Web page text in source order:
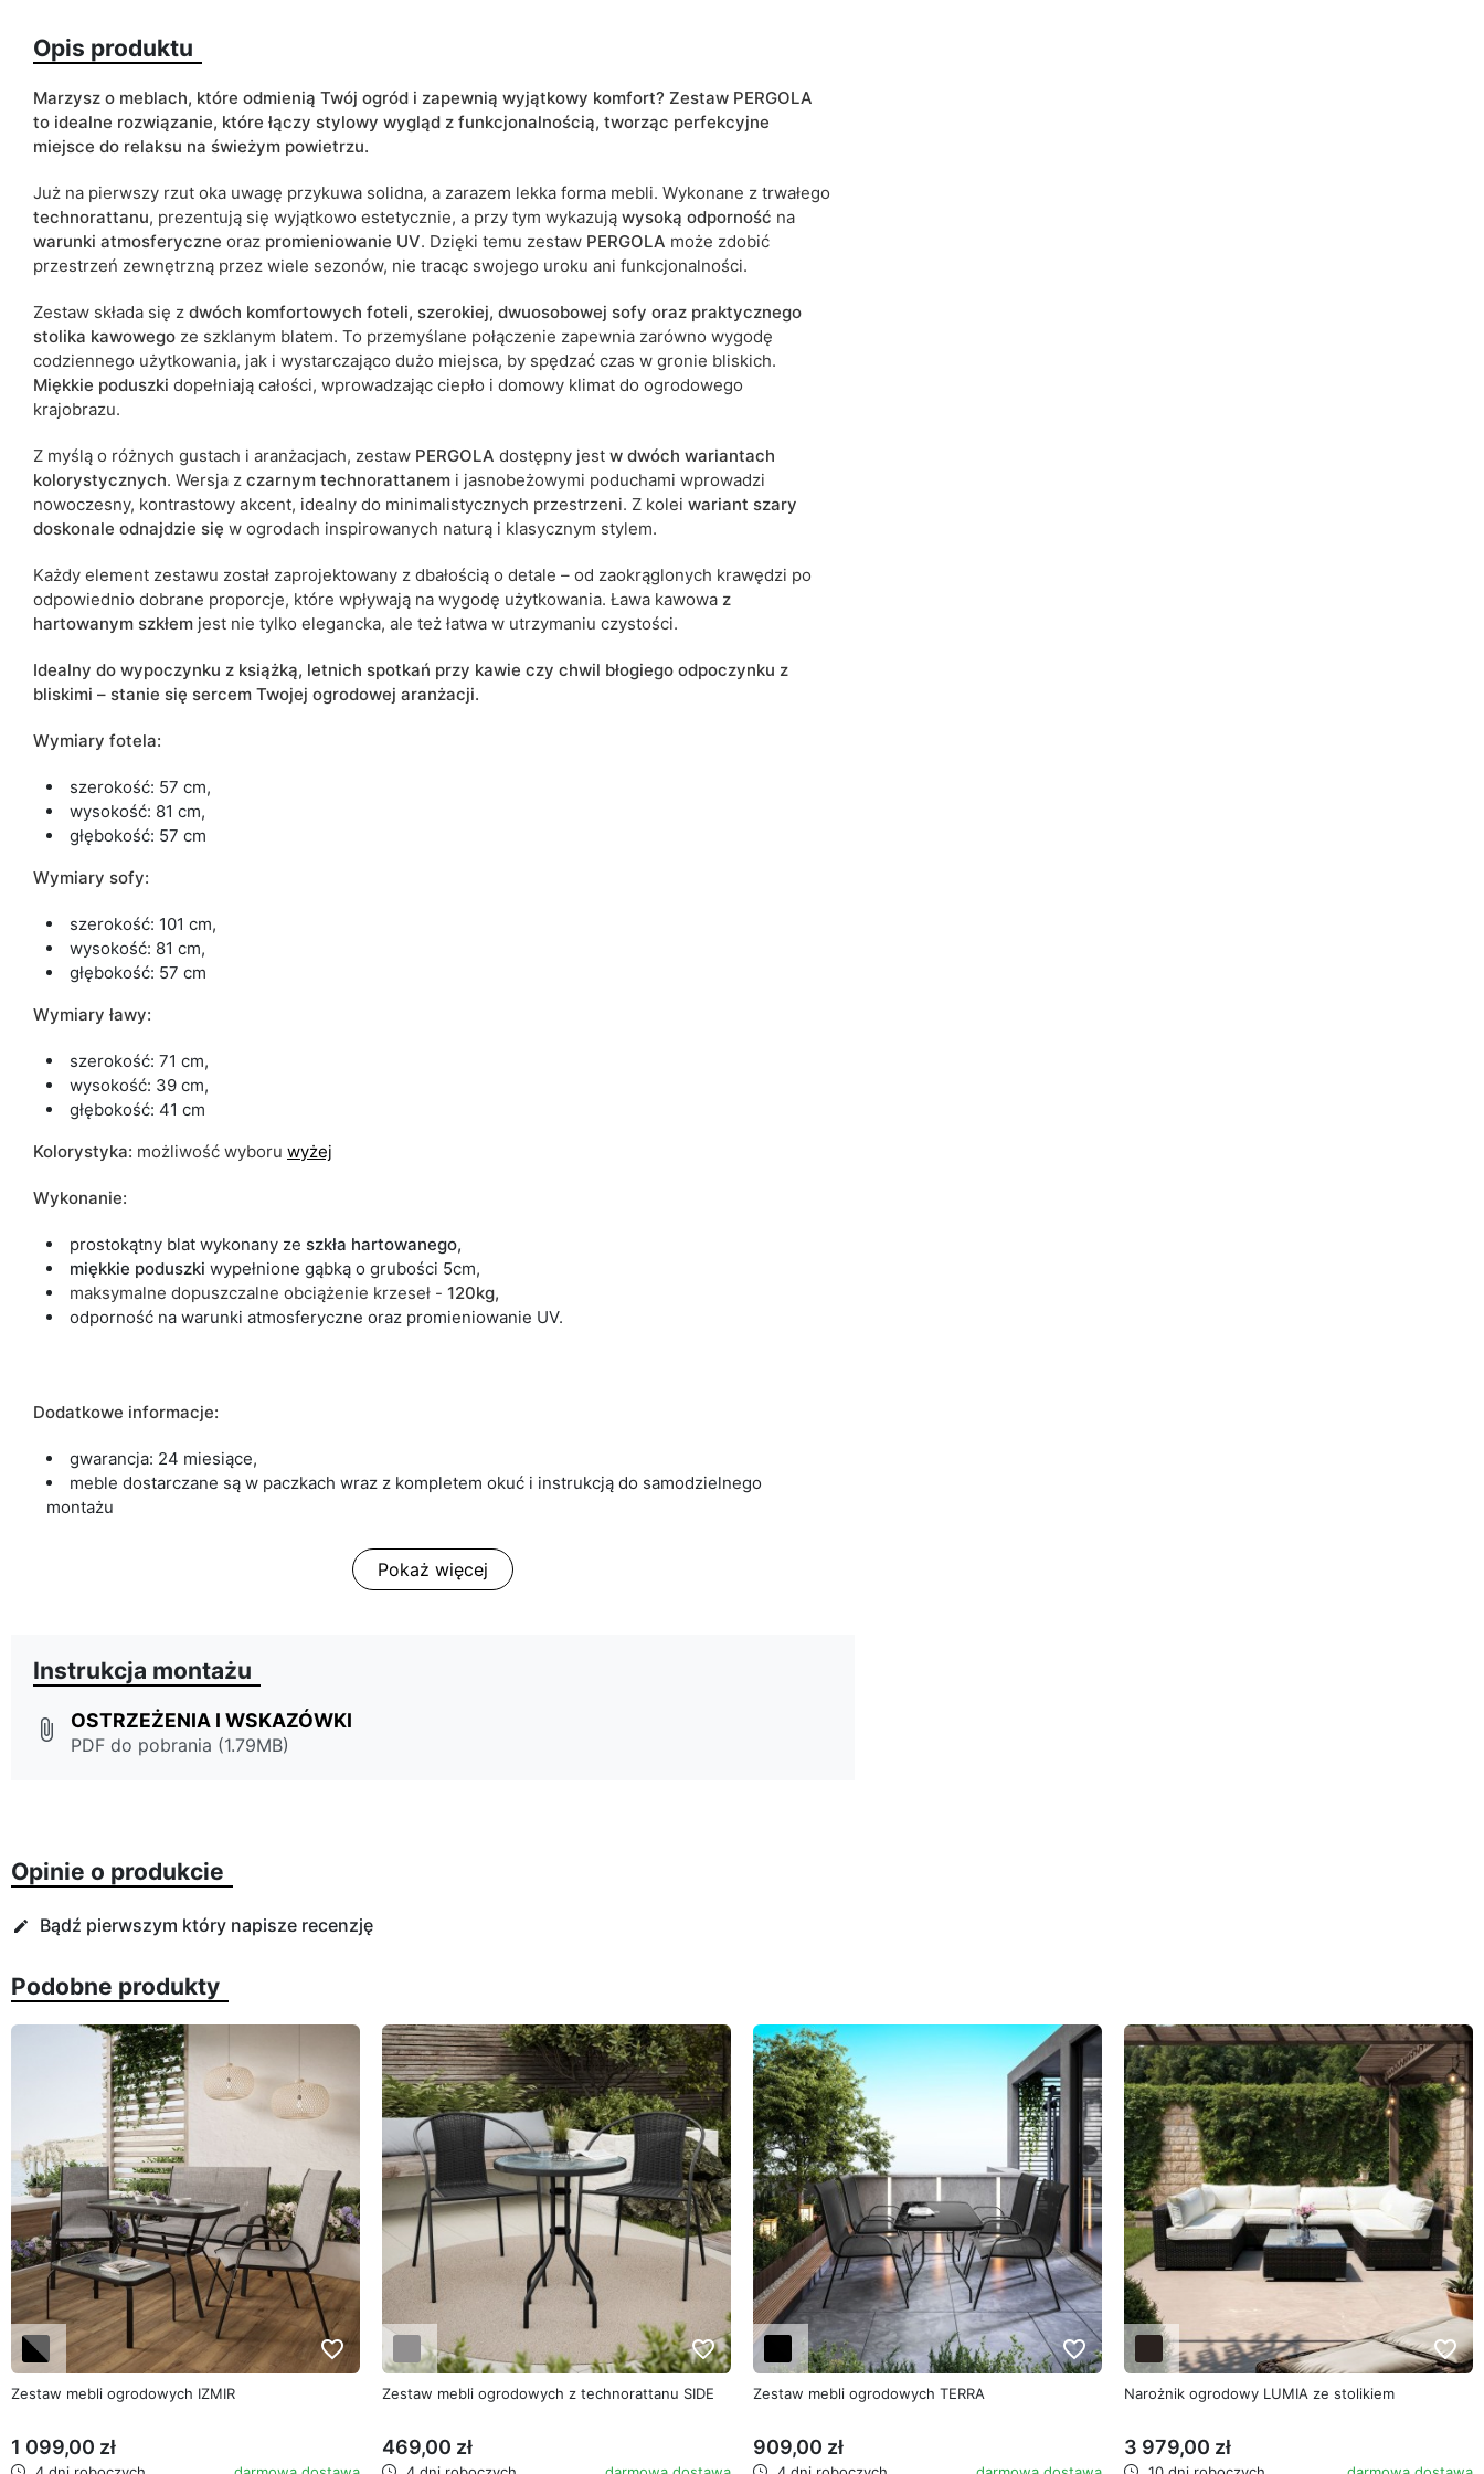
Opis produktu
Marzysz o meblach, które odmienią Twój ogród i zapewnią wyjątkowy komfort? Zestaw PERGOLA
to idealne rozwiązanie, które łączy stylowy wygląd z funkcjonalnością, tworząc perfekcyjne
miejsce do relaksu na świeżym powietrzu.
Już na pierwszy rzut oka uwagę przykuwa solidna, a zarazem lekka forma mebli. Wykonane z trwałego
technorattanu, prezentują się wyjątkowo estetycznie, a przy tym wykazują wysoką odporność na
warunki atmosferyczne oraz promieniowanie UV. Dzięki temu zestaw PERGOLA może zdobić
przestrzeń zewnętrzną przez wiele sezonów, nie tracąc swojego uroku ani funkcjonalności.
Zestaw składa się z dwóch komfortowych foteli, szerokiej, dwuosobowej sofy oraz praktycznego
stolika kawowego ze szklanym blatem. To przemyślane połączenie zapewnia zarówno wygodę
codziennego użytkowania, jak i wystarczająco dużo miejsca, by spędzać czas w gronie bliskich.
Miękkie poduszki dopełniają całości, wprowadzając ciepło i domowy klimat do ogrodowego
krajobrazu.
Z myślą o różnych gustach i aranżacjach, zestaw PERGOLA dostępny jest w dwóch wariantach
kolorystycznych. Wersja z czarnym technorattanem i jasnobeżowymi poduchami wprowadzi
nowoczesny, kontrastowy akcent, idealny do minimalistycznych przestrzeni. Z kolei wariant szary
doskonale odnajdzie się w ogrodach inspirowanych naturą i klasycznym stylem.
Każdy element zestawu został zaprojektowany z dbałością o detale – od zaokrąglonych krawędzi po
odpowiednio dobrane proporcje, które wpływają na wygodę użytkowania. Ława kawowa z
hartowanym szkłem jest nie tylko elegancka, ale też łatwa w utrzymaniu czystości.
Idealny do wypoczynku z książką, letnich spotkań przy kawie czy chwil błogiego odpoczynku z
bliskimi – stanie się sercem Twojej ogrodowej aranżacji.
Wymiary fotela:
szerokość: 57 cm,
wysokość: 81 cm,
głębokość: 57 cm
Wymiary sofy:
szerokość: 101 cm,
wysokość: 81 cm,
głębokość: 57 cm
Wymiary ławy:
szerokość: 71 cm,
wysokość: 39 cm,
głębokość: 41 cm
Kolorystyka: możliwość wyboru wyżej
Wykonanie:
prostokątny blat wykonany ze szkła hartowanego,
miękkie poduszki wypełnione gąbką o grubości 5cm,
maksymalne dopuszczalne obciążenie krzeseł - 120kg,
odporność na warunki atmosferyczne oraz promieniowanie UV.
Dodatkowe informacje:
gwarancja: 24 miesiące,
meble dostarczane są w paczkach wraz z kompletem okuć i instrukcją do samodzielnego
montażu
Pokaż więcej
Instrukcja montażu
attach_file OSTRZEŻENIA I WSKAZÓWKI
PDF do pobrania (1.79MB)
Opinie o produkcie
edit Bądź pierwszym który napisze recenzję
Podobne produkty
favorite_border
Zestaw mebli ogrodowych IZMIR
1 099,00 zł
favorite_border
Zestaw mebli ogrodowych z technorattanu SIDE
469,00 zł
favorite_border
Zestaw mebli ogrodowych TERRA
909,00 zł
favorite_border
Narożnik ogrodowy LUMIA ze stolikiem
3 979,00 zł